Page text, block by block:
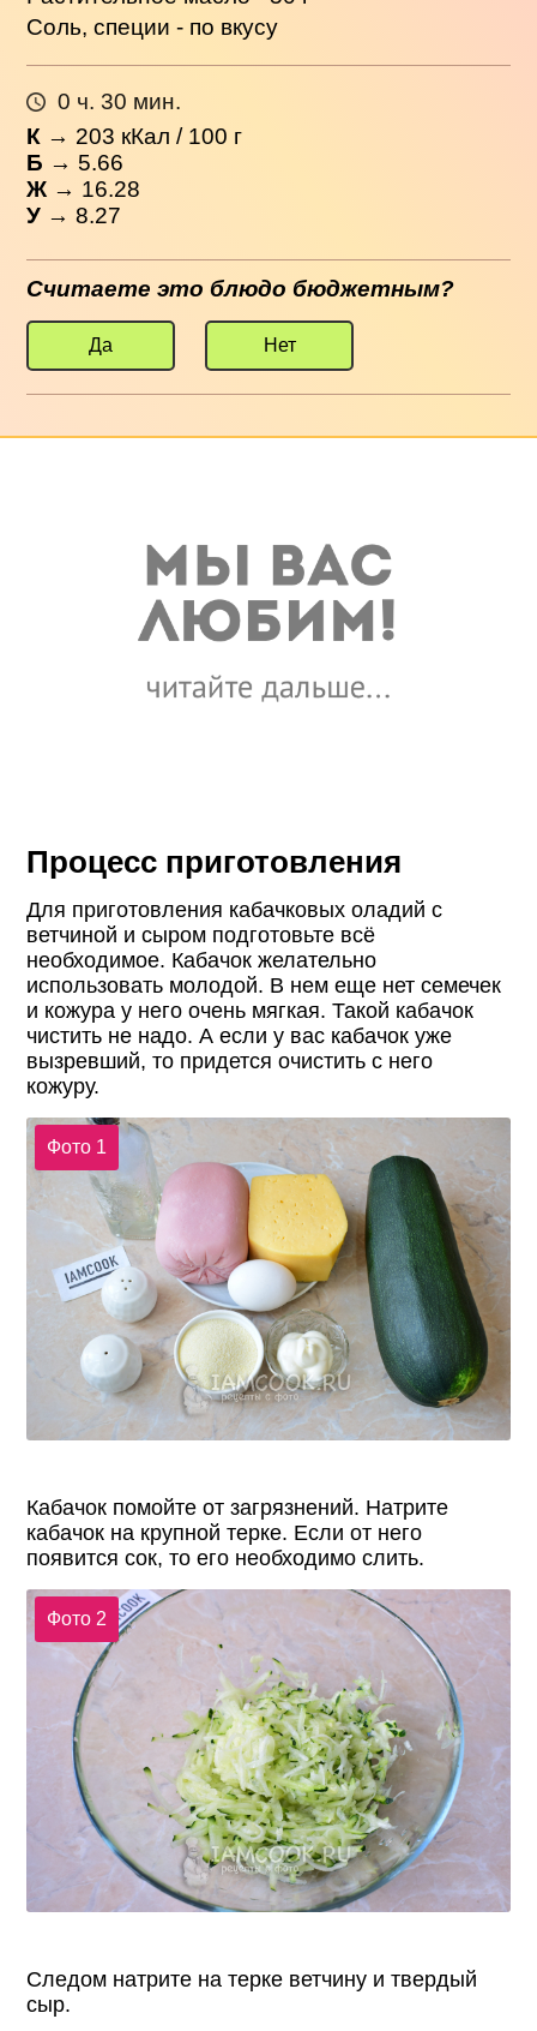
Соль, специи - по вкусу
0 ч. 30 мин.
К → 203 кКал / 100 г
Б → 5.66
Ж → 16.28
У → 8.27
Считаете это блюдо бюджетным?
Да Нет
Процесс приготовления
Для приготовления кабачковых оладий с
ветчиной и сыром подготовьте всё
необходимое. Кабачок желательно
использовать молодой. В нем еще нет семечек
и кожура у него очень мягкая. Такой кабачок
чистить не надо. А если у вас кабачок уже
вызревший, то придется очистить с него
кожуру.
Фото 1
Кабачок помойте от загрязнений. Натрите
кабачок на крупной терке. Если от него
появится сок, то его необходимо слить.
Фото 2
Следом натрите на терке ветчину и твердый
сыр.